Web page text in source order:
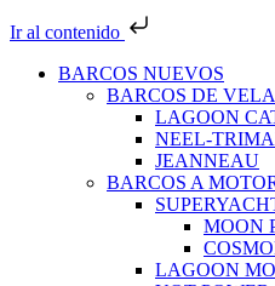
Ir al contenido
BARCOS NUEVOS
BARCOS DE VELA
LAGOON
NEEL-
JEANNEAU
BARCOS A
MOON
LAGOON